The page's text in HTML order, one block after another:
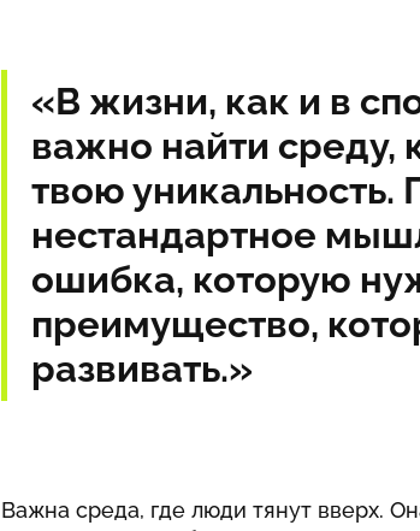
«В жизни, как и в
важно найти среду,
твою уникальность.
нестандартное
ошибка, которую
преимущество,
развивать.»
Важна среда, где люди тянут вверх.